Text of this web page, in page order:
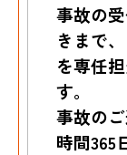
事故の
きまで
を専任
す。
事故の
時間365